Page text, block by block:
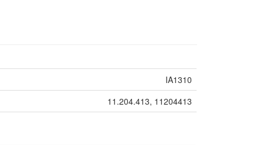
IA1310
11.204.413, 11204413